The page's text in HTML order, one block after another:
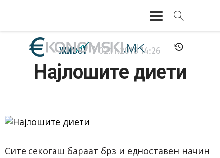
АКТУЕЛНО
ЕКОНОМИЈА
БАНКАРСТВО
ЖИВОТ
ЖИВОТ 02.11.201814:26
Најлошите диети
Сите секогаш бараат брз и едноставен начин